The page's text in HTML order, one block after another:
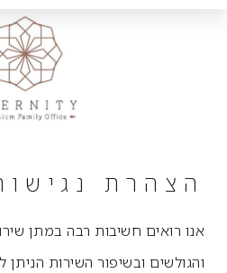
הצהרת
אנו רואים חשיבות רבה במתן
והגולשים ובשיפור השירות